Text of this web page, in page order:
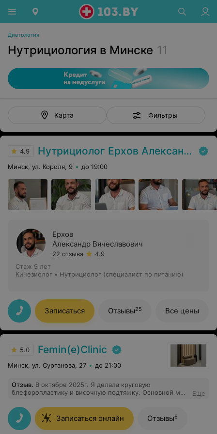
Диетология
Нутрициология в Минске 11
Карта Фильтры
4.9 Нутрициолог Ерхов Александр
Минск, ул. Короля, 9 до 19:00
Ерхов
Александр Вячеславович
22 отзыва
4.9
Стаж 9 лет
Кинезиолог • Нутрициолог (специалист по питанию)
Записаться Отзывы25 Все цены
5.0 Femin(e)Clinic
Минск, ул. Сурганова, 27 до 21:00
Отзыв. В октябре 2025г. Я делала круговую
блефоропластику и височную подтяжку. Основной мой
врача и решила доверится Игорю Вячеславовичу.
Сперва опичу сервис: 1. Очень трепетное и заботливое
отношение всего персонала клиники в первые сутки
после операции. 2. Игорь Вячеславович всегда на связи
Еще
Записаться онлайн Отзывы6